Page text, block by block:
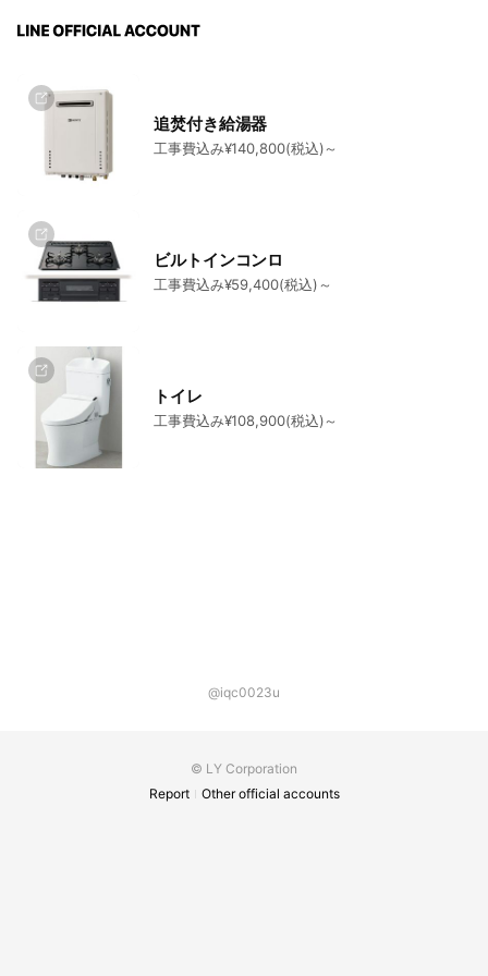
追焚付き給湯器
工事費込み¥140,800(税込)～
ビルトインコンロ
工事費込み¥59,400(税込)～
トイレ
工事費込み¥108,900(税込)～
@iqc0023u
© LY Corporation
Report
Other official accounts